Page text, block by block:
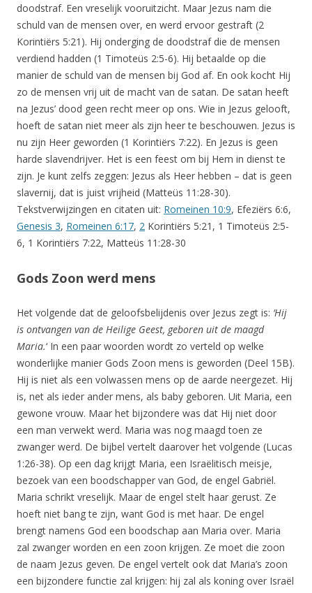
doodstraf. Een vreselijk vooruitzicht. Maar Jezus nam die
schuld van de mensen over, en werd ervoor gestraft (2
Korintiërs 5:21). Hij onderging de doodstraf die de mensen
verdiend hadden (1 Timoteüs 2:5-6). Hij betaalde op die
manier de schuld van de mensen bij God af. En ook kocht Hij
zo de mensen vrij uit de macht van de satan. De satan heeft
na Jezus’ dood geen recht meer op ons. Wie in Jezus gelooft,
hoeft de satan niet meer als zijn heer te beschouwen. Jezus is
nu zijn Heer geworden (1 Korintiërs 7:22). En Jezus is geen
harde slavendrijver. Het is een feest om bij Hem in dienst te
zijn. Je kunt zelfs zeggen: Jezus als Heer hebben – dat is geen
slavernij, dat is juist vrijheid (Matteüs 11:28-30).
Tekstverwijzingen en citaten uit: Romeinen 10:9, Efeziërs 6:6,
Genesis 3, Romeinen 6:17, 2 Korintiërs 5:21, 1 Timoteüs 2:5-
6, 1 Korintiërs 7:22, Matteüs 11:28-30
Gods Zoon werd mens
Het volgende dat de geloofsbelijdenis over Jezus zegt is: ‘Hij
is ontvangen van de Heilige Geest, geboren uit de maagd
Maria.‘ In een paar woorden wordt zo verteld op welke
wonderlijke manier Gods Zoon mens is geworden (Deel 15B).
Hij is niet als een volwassen mens op de aarde neergezet. Hij
is, net als ieder ander mens, als baby geboren. Uit Maria, een
gewone vrouw. Maar het bijzondere was dat Hij niet door
een man verwekt werd. Maria was nog maagd toen ze
zwanger werd. De bijbel vertelt daarover het volgende (Lucas
1:26-38). Op een dag krijgt Maria, een Israëlitisch meisje,
bezoek van een boodschapper van God, de engel Gabriël.
Maria schrikt vreselijk. Maar de engel stelt haar gerust. Ze
hoeft niet bang te zijn, want God is met haar. De engel
brengt namens God een boodschap aan Maria over. Maria
zal zwanger worden en een zoon krijgen. Ze moet die zoon
de naam Jezus geven. De engel vertelt ook dat Maria’s zoon
een bijzondere functie zal krijgen: hij zal als koning over Israël